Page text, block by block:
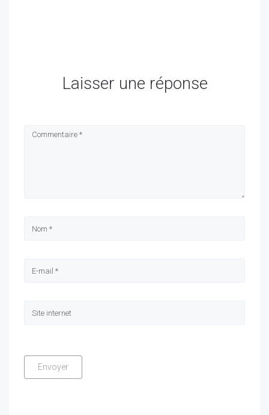
Laisser une réponse